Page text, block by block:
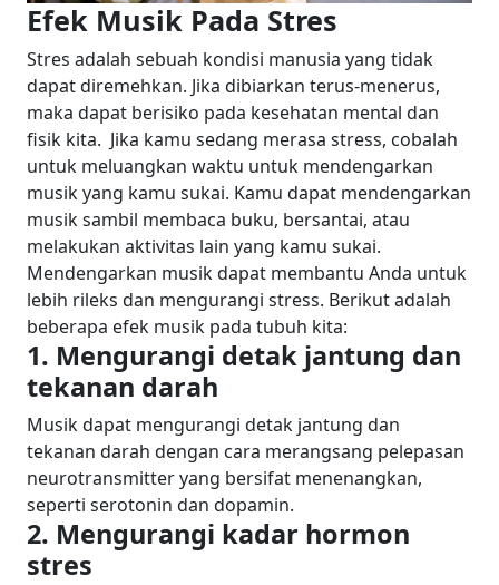
Efek Musik Pada Stres
Stres adalah sebuah kondisi manusia yang tidak
dapat diremehkan. Jika dibiarkan terus-menerus,
maka dapat berisiko pada kesehatan mental dan
fisik kita. Jika kamu sedang merasa stress, cobalah
untuk meluangkan waktu untuk mendengarkan
musik yang kamu sukai. Kamu dapat mendengarkan
musik sambil membaca buku, bersantai, atau
melakukan aktivitas lain yang kamu sukai.
Mendengarkan musik dapat membantu Anda untuk
lebih rileks dan mengurangi stress. Berikut adalah
beberapa efek musik pada tubuh kita:
1. Mengurangi detak jantung dan
tekanan darah
Musik dapat mengurangi detak jantung dan
tekanan darah dengan cara merangsang pelepasan
neurotransmitter yang bersifat menenangkan,
seperti serotonin dan dopamin.
2. Mengurangi kadar hormon
stres